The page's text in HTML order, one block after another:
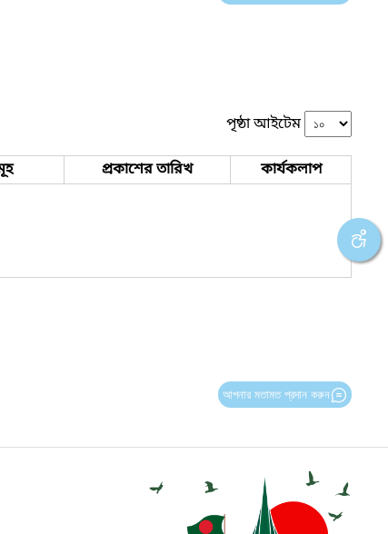
পৃষ্ঠা আইটেম
প্রকাশের তারিখ কার্যকলাপ
আপনার মতামত প্রদান করুন